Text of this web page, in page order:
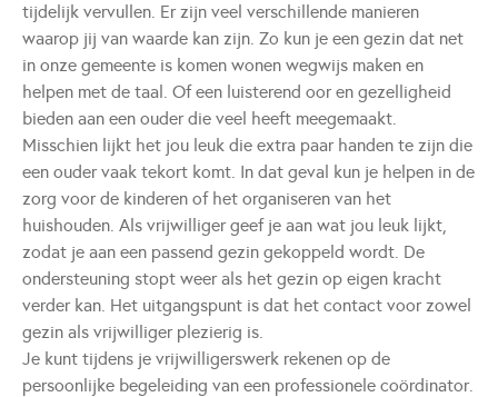
tijdelijk vervullen. Er zijn veel verschillende manieren
waarop jij van waarde kan zijn. Zo kun je een gezin dat net
in onze gemeente is komen wonen wegwijs maken en
helpen met de taal. Of een luisterend oor en gezelligheid
bieden aan een ouder die veel heeft meegemaakt.
Misschien lijkt het jou leuk die extra paar handen te zijn die
een ouder vaak tekort komt. In dat geval kun je helpen in de
zorg voor de kinderen of het organiseren van het
huishouden. Als vrijwilliger geef je aan wat jou leuk lijkt,
zodat je aan een passend gezin gekoppeld wordt. De
ondersteuning stopt weer als het gezin op eigen kracht
verder kan. Het uitgangspunt is dat het contact voor zowel
gezin als vrijwilliger plezierig is.
Je kunt tijdens je vrijwilligerswerk rekenen op de
persoonlijke begeleiding van een professionele coördinator.